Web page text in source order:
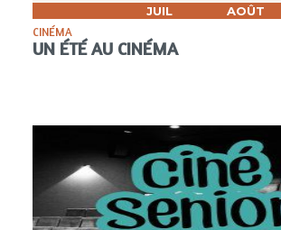
JUIL AOÛT
CINÉMA
UN ÉTÉ AU CINÉMA